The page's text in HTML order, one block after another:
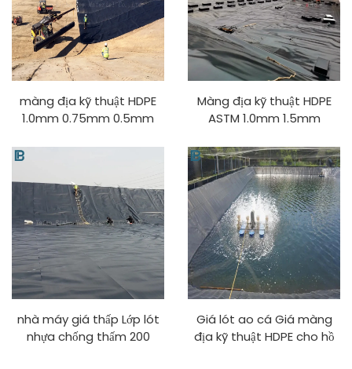
màng địa kỹ thuật HDPE
1.0mm 0.75mm 0.5mm
1.5mm Lưới lót ao hồ nhân
Màng địa kỹ thuật HDPE
ASTM 1.0mm 1.5mm
lấp/khí sinh học/phá/khai
thác mỏ
nhà máy giá thấp Lớp lót
nhựa chống thấm 200
Giá lót ao cá Giá màng
địa kỹ thuật HDPE cho hồ